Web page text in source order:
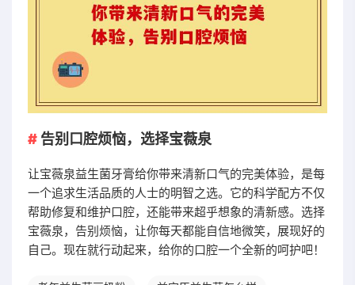
告别口腔烦恼，选择宝薇泉
让宝薇泉益生菌牙膏给你带来清新口气的完美体验，是每
一个追求生活品质的人士的明智之选。它的科学配方不仅
帮助修复和维护口腔，还能带来超乎想象的清新感。选择
宝薇泉，告别烦恼，让你每天都能自信地微笑，展现好的
自己。现在就行动起来，给你的口腔一个全新的呵护吧！